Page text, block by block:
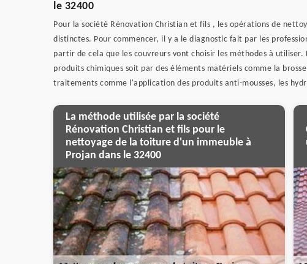
le 32400
Pour la société Rénovation Christian et fils , les opérations de
distinctes. Pour commencer, il y a le diagnostic fait par les
partir de cela que les couvreurs vont choisir les méthodes à
produits chimiques soit par des éléments matériels comme la
traitements comme l'application des produits anti-mousses, les
La méthode utilisée par la société
Rénovation Christian et fils pour le
nettoyage de la toiture d'un immeuble à
Projan dans le 32400